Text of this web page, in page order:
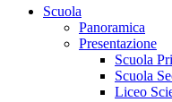
Scuola
Panoramica
Presentazione
Scuola
Scuola
Liceo